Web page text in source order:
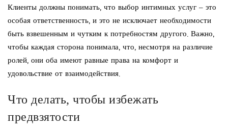
Клиенты должны понимать, что выбор интимных услуг – это
особая ответственность, и это не исключает необходимости
быть взвешенным и чутким к потребностям другого. Важно,
чтобы каждая сторона понимала, что, несмотря на различие
ролей, они оба имеют равные права на комфорт и
удовольствие от взаимодействия.
Что делать, чтобы избежать
предвзятости